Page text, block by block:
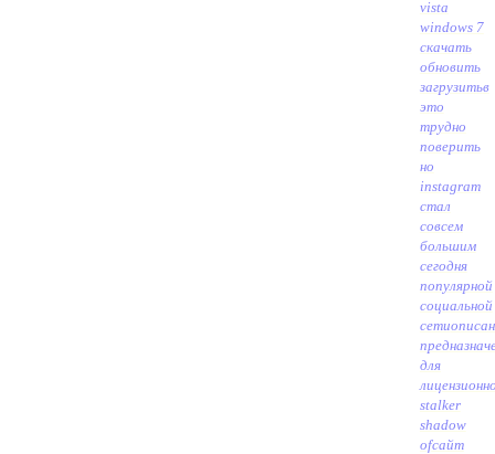
vista
windows 7
скачать
обновить
загрузитьв
это
трудно
поверить
но
instagram
стал
совсем
большим
сегодня
популярной
социальной
сети
для
stalker
shadow
ofсайт